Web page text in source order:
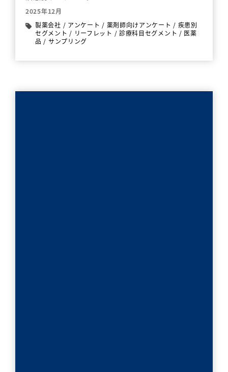
2025年12月
製薬会社 / アンケート / 薬剤師向けアンケート / 疾患別
セグメント / リーフレット / 診療科目セグメント / 医薬
品 / サンプリング